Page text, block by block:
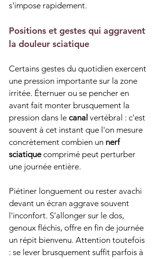
s'impose rapidement.
Positions et gestes qui aggravent
la douleur sciatique
Certains gestes du quotidien exercent
une pression importante sur la zone
irritée. Éternuer ou se pencher en
avant fait monter brusquement la
pression dans le canal vertébral : c'est
souvent à cet instant que l'on mesure
concrètement combien un nerf
sciatique comprimé peut perturber
une journée entière.
Piétiner longuement ou rester avachi
devant un écran aggrave souvent
l'inconfort. S'allonger sur le dos,
genoux fléchis, offre en fin de journée
un répit bienvenu. Attention toutefois
: se lever brusquement suffit parfois à